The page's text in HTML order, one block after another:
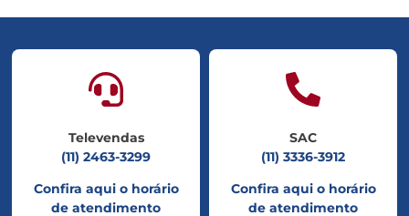
Televendas
(11) 2463-3299
Confira aqui o horário
de atendimento
SAC
(11) 3336-3912
Confira aqui o horário
de atendimento